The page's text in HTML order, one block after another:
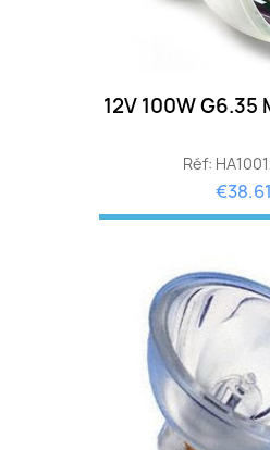
12V 100W G6.35
Réf:
€38.61